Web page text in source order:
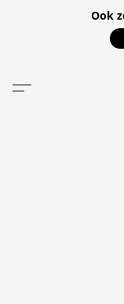
Ook